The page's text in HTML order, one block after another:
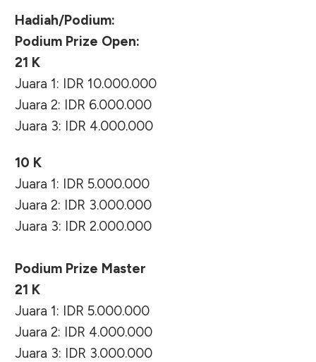
Hadiah/Podium:
Podium Prize Open:
21 K
Juara 1: IDR 10.000.000
Juara 2: IDR 6.000.000
Juara 3: IDR 4.000.000
10 K
Juara 1: IDR 5.000.000
Juara 2: IDR 3.000.000
Juara 3: IDR 2.000.000
Podium Prize Master
21 K
Juara 1: IDR 5.000.000
Juara 2: IDR 4.000.000
Juara 3: IDR 3.000.000